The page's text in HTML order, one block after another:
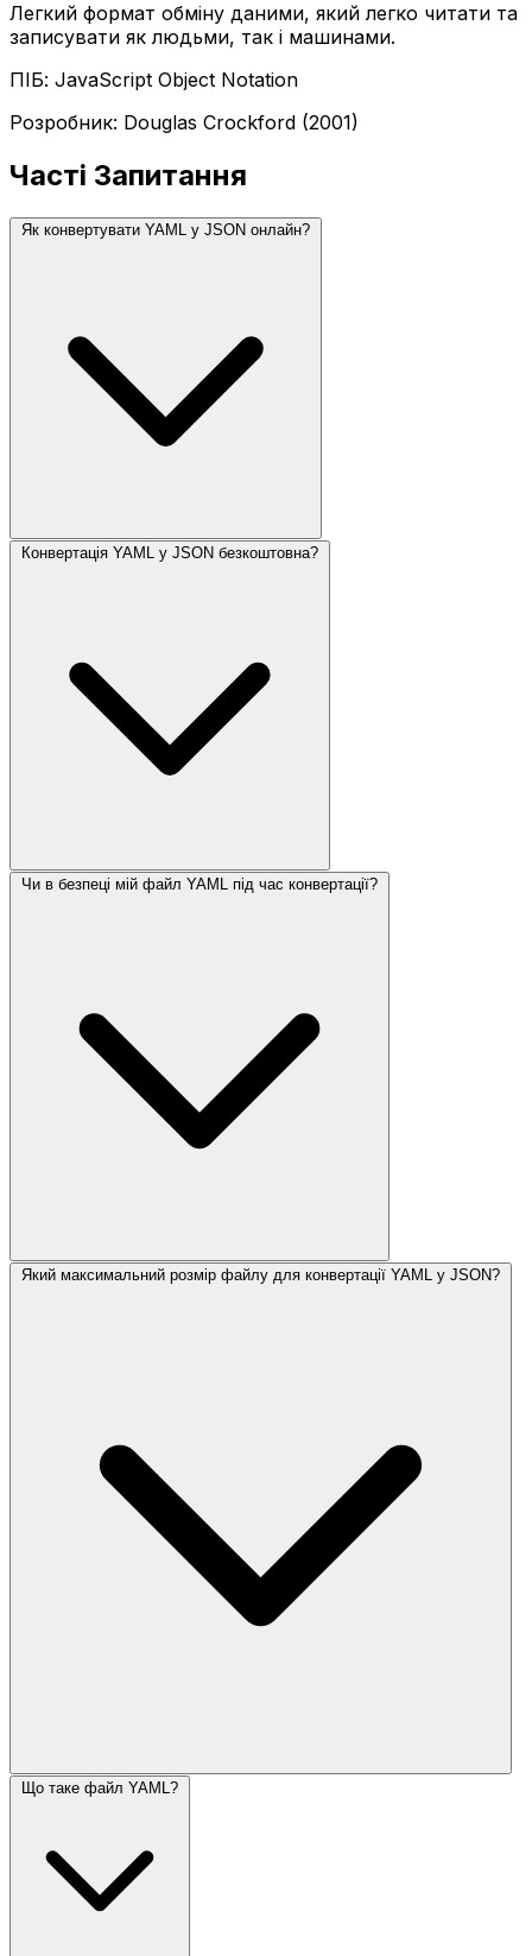
Легкий формат обміну даними, який легко читати та
записувати як людьми, так і машинами.
ПІБ: JavaScript Object Notation
Розробник: Douglas Crockford (2001)
Часті Запитання
Як конвертувати YAML у JSON онлайн?
Конвертація YAML у JSON безкоштовна?
Чи в безпеці мій файл YAML під час конвертації?
Який максимальний розмір файлу для конвертації YAML у JSON?
Що таке файл YAML?